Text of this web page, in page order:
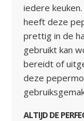
iedere
heeft deze
prettig in de
gebruikt kan
bereidt of
deze
ALTIJD DE